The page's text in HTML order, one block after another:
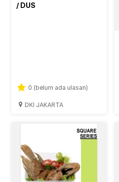
/ DUS
0 (belum ada ulasan)
DKI JAKARTA